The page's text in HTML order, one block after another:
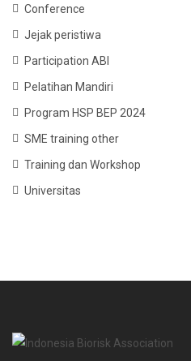
Conference
Jejak peristiwa
Participation ABI
Pelatihan Mandiri
Program HSP BEP 2024
SME training other
Training dan Workshop
Universitas